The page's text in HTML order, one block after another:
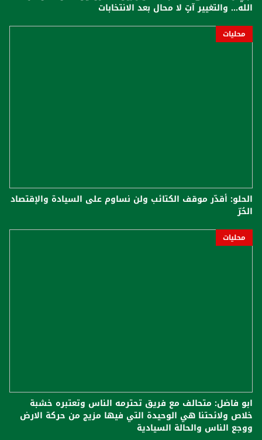
الله... والتغيير آتٍ لا محال بعد الانتخابات
محليات
الحلو: أُقدّر موقف الكتائب ولن نساوم على السيادة والإقتصاد
الحُرّ
محليات
ابو فاضل: متحالف مع فريق تحترمه الناس وتعتبره خشبة
خلاص ولائحتنا هي الوحيدة التي فيها مزيج من حركة الارض
ووجع الناس والحالة السيادية